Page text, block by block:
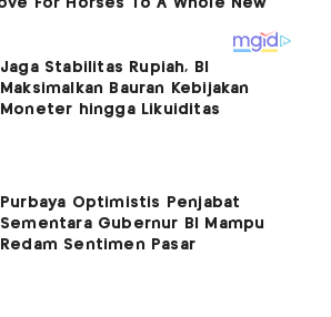
Jaga Stabilitas Rupiah, BI
Maksimalkan Bauran Kebijakan
Moneter hingga Likuiditas
Purbaya Optimistis Penjabat
Sementara Gubernur BI Mampu
Redam Sentimen Pasar